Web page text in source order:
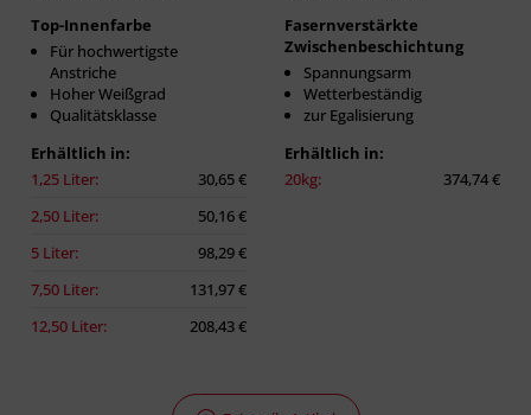
Top-Innenfarbe
Für hochwertigste
Anstriche
Hoher Weißgrad
Qualitätsklasse
Erhältlich in:
1,25 Liter:
30,65 €
2,50 Liter:
50,16 €
5 Liter:
98,29 €
7,50 Liter:
131,97 €
12,50 Liter:
208,43 €
Fasernverstärkte
Zwischenbeschichtung
Spannungsarm
Wetterbeständig
zur Egalisierung
Erhältlich in:
20kg:
374,74 €